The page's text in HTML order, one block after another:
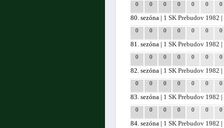
0 0 0 0 0 0 0
80. sezóna | 1 SK Prebudov 1982
0 0 0 0 0 0 0
81. sezóna | 1 SK Prebudov 1982
0 0 0 0 0 0 0
82. sezóna | 1 SK Prebudov 1982
0 0 0 0 0 0 0
83. sezóna | 1 SK Prebudov 1982
0 0 0 0 0 0 0
84. sezóna | 1 SK Prebudov 1982